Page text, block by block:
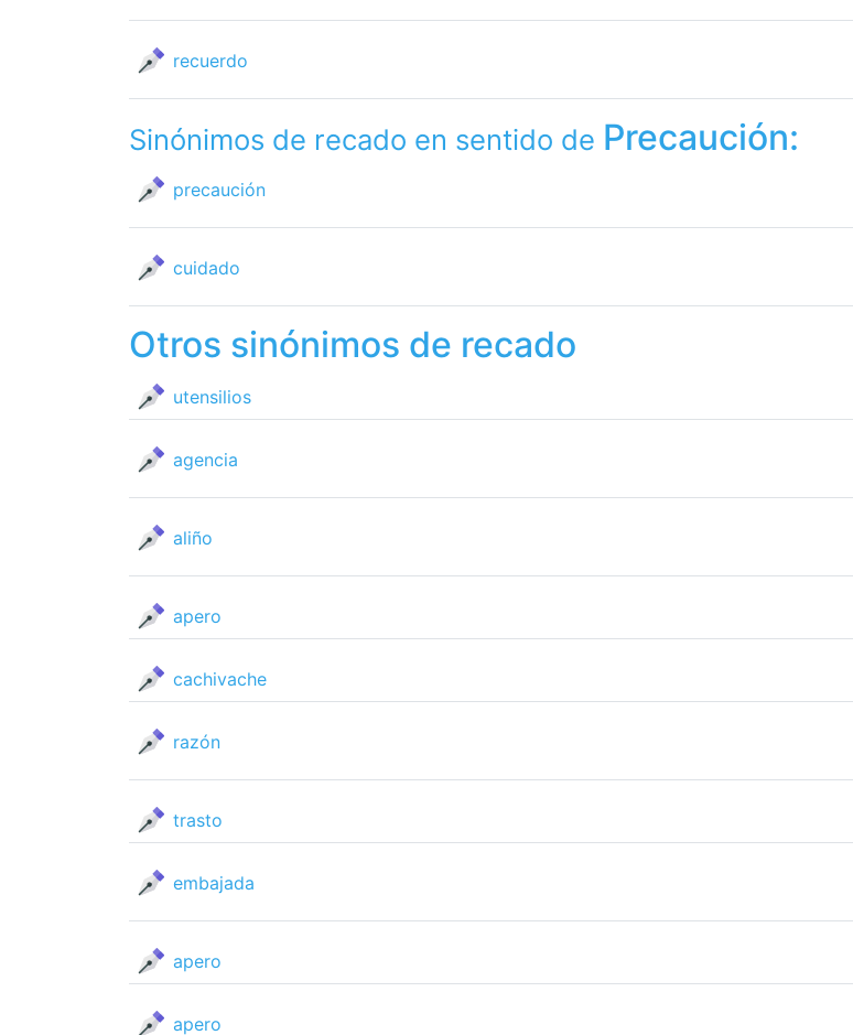
recuerdo
Sinónimos de recado en sentido de Precaución:
precaución
cuidado
Otros sinónimos de recado
utensilios
agencia
aliño
apero
cachivache
razón
trasto
embajada
apero
apero